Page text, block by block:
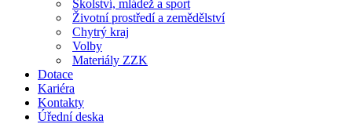
Školství, mládež a sport
Životní prostředí a zemědělství
Chytrý kraj
Volby
Materiály ZZK
Dotace
Kariéra
Kontakty
Úřední deska